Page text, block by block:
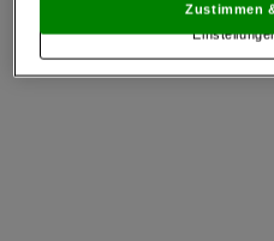
angemessenes Datenschutzniveau
das Risiko, dass Ihre Daten dem
Überwachungszwecken unterliegen
Rechtsbehelfe zur Verfügung stehen.
Zustimmen